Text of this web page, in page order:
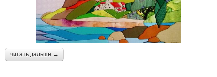
читать дальше →